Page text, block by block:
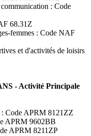
: Code
68.31Z
femmes : Code NAF
et d'activités de loisirs
- Activité Principale
: Code APRM 8121ZZ
APRM 9602BB
APRM 8211ZP